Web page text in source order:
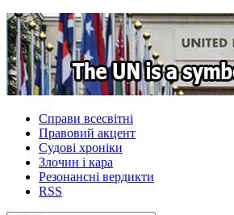
Справи всесвітні
Правовий акцент
Судові хроніки
Злочин і кара
Резонансні вердикти
RSS